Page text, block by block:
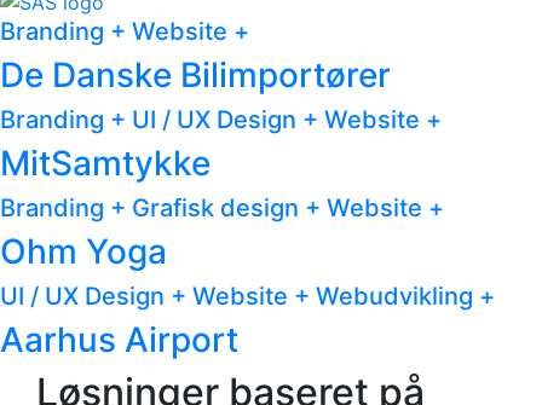
Branding + Website +
De Danske Bilimportører
Branding + UI / UX Design + Website +
MitSamtykke
Branding + Grafisk design + Website +
Ohm Yoga
UI / UX Design + Website + Webudvikling +
Aarhus Airport
Løsninger baseret på